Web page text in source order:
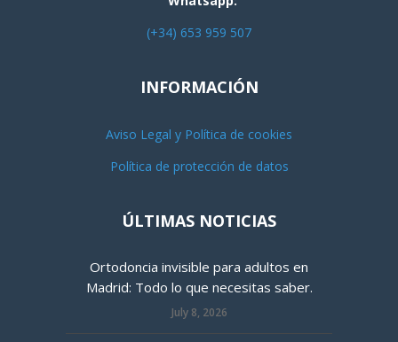
(+34) 653 959 507
INFORMACIÓN
Aviso Legal y Política de cookies
Política de protección de datos
ÚLTIMAS NOTICIAS
Ortodoncia invisible para adultos en
Madrid: Todo lo que necesitas saber.
July 8, 2026